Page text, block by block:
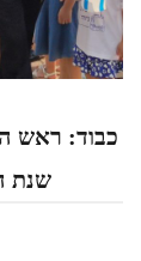
כבוד: ראש
שנת